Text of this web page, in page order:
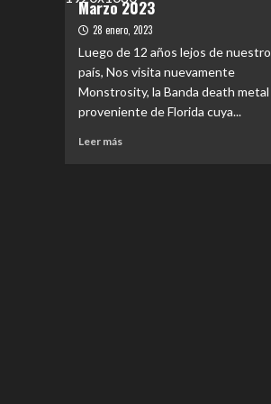
banda
invitada
Marzo 2023
28 enero, 2023
Luego de 12 años lejos de nuestro
país, Nos visita nuevamente
Monstrosity, la Banda death metal
proveniente de Florida cuya...
Leer más